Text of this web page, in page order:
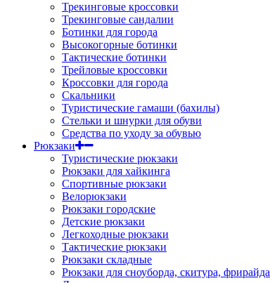
Трекинговые кроссовки
Трекинговые сандалии
Ботинки для города
Высокогорные ботинки
Тактические ботинки
Трейловые кроссовки
Кроссовки для города
Скальники
Туристические гамаши (бахилы)
Стельки и шнурки для обуви
Средства по уходу за обувью
Рюкзаки
Туристические рюкзаки
Рюкзаки для хайкинга
Спортивные рюкзаки
Велорюкзаки
Рюкзаки городские
Детские рюкзаки
Легкоходные рюкзаки
Тактические рюкзаки
Рюкзаки складные
Рюкзаки для сноуборда, скитура, фрирайда